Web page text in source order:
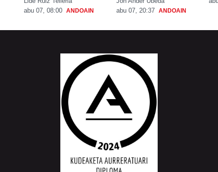
abu 07, 08:00 ANDOAIN
abu 07, 20:37 ANDOAIN